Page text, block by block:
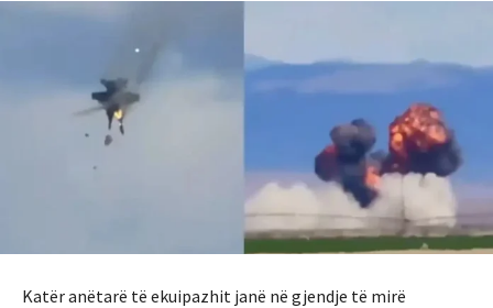
Katër anëtarë të ekuipazhit janë në gjendje të mirë